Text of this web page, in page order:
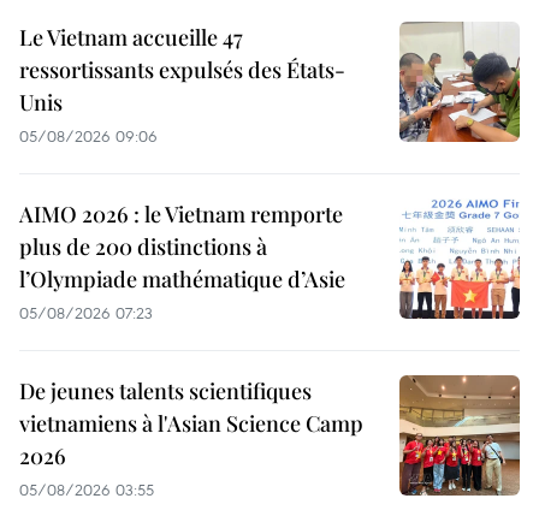
Le Vietnam accueille 47
ressortissants expulsés des États-
Unis
05/08/2026 09:06
AIMO 2026 : le Vietnam remporte
plus de 200 distinctions à
l’Olympiade mathématique d’Asie
05/08/2026 07:23
De jeunes talents scientifiques
vietnamiens à l'Asian Science Camp
2026
05/08/2026 03:55